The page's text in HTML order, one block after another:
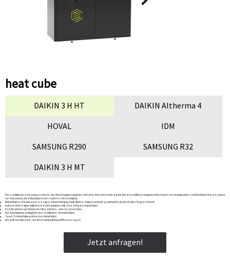
heat cube
DAIKIN 3 H HT
DAIKIN Altherma 4
HOVAL
IDM
SAMSUNG R290
SAMSUNG R32
DAIKIN 3 H MT
Die revolutionäre Heizungszentrale, die Wärmepumpensysteme schneller und effizienter macht. Alle wesentlichen Komponenten sind in einem kompakten, leicht installierbaren System
vereint, sodass die Installation in der halben Zeit erledigt ist.
Enthält Puffer, Warmwassererzeuger, Ausdehnungsgefäß, Mischer, Pumpen und die gewünschte steckerfertige Reglereinheit
Isolierte Rohre mit praktischen Verschraubungen für eine einfache Installation
Kein Bestellen von hunderten Einzelteilen – alles in einem Cube
Die Anschlussbox ermöglicht eine elektrische Vorinstallation
Spart Zeit und Aufwand bei der Installation
Ideal für Handwerker, die Wert auf Qualität und Effizienz legen
Jetzt anfragen!